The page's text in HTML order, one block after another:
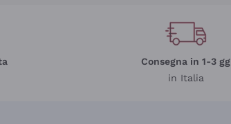
Consegna in 1-3 gg
in Italia